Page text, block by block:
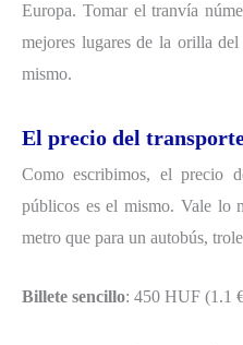
Europa. Tomar el tranvía
mejores lugares de la orilla
mismo.
El precio del
Como escribimos, el precio
públicos es el mismo. Vale lo
metro que para un autobús,
Billete sencillo: 450 HUF (1.1